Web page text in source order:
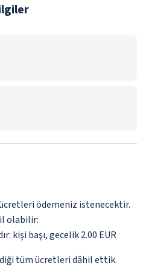
ödemeniz istenecektir.
olabilir:
kişi başı, gecelik 2.00 EUR
tüm ücretleri dâhil ettik.